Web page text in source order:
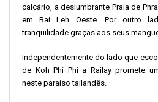
calcário, a deslumbrante Praia de
em Rai Leh Oeste. Por outro
tranquilidade graças aos seus
Independentemente do lado que
de Koh Phi Phi a Railay promete
neste paraíso tailandês.